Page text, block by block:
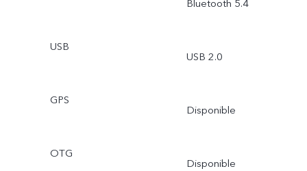
Bluetooth 5.4
USB
USB 2.0
GPS
Disponible
OTG
Disponible